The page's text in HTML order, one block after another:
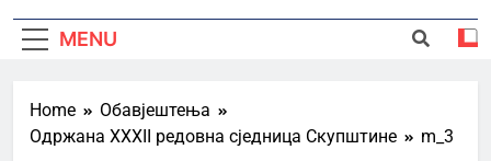
MENU
Home
Обавјештења
Одржана XXXII редовна сједница Скупштине
m_3